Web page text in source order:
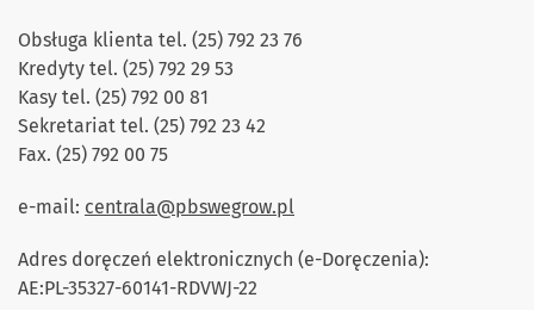
Obsługa klienta tel. (25) 792 23 76
Kredyty tel. (25) 792 29 53
Kasy tel. (25) 792 00 81
Sekretariat tel. (25) 792 23 42
Fax. (25) 792 00 75
e-mail: centrala@pbswegrow.pl
Adres doręczeń elektronicznych (e-Doręczenia):
AE:PL-35327-60141-RDVWJ-22